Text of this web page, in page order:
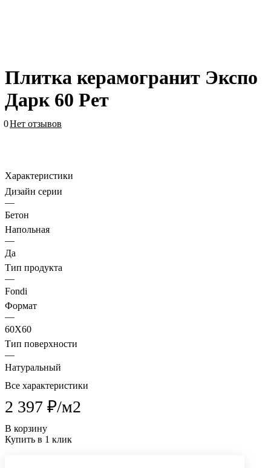
Плитка керамогранит Экспо
Дарк 60 Рет
0Нет отзывов
Характеристики
Дизайн серии
—
Бетон
Напольная
—
Да
Тип продукта
—
Fondi
Формат
—
60X60
Тип поверхности
—
Натуральный
Все характеристики
2 397 ₽/м2
В корзину
Купить в 1 клик